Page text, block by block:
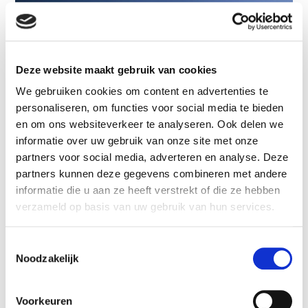
Deze website maakt gebruik van cookies
We gebruiken cookies om content en advertenties te
personaliseren, om functies voor social media te bieden
en om ons websiteverkeer te analyseren. Ook delen we
informatie over uw gebruik van onze site met onze
partners voor social media, adverteren en analyse. Deze
partners kunnen deze gegevens combineren met andere
informatie die u aan ze heeft verstrekt of die ze hebben
verzameld op basis van uw gebruik van hun services.
Noodzakelijk
Voorkeuren
Timmerman/ uitvoerder